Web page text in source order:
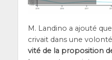
M. Lan­di­no a ajou­té
cri­vait dans une
vi­té de la pro­po­si­tion